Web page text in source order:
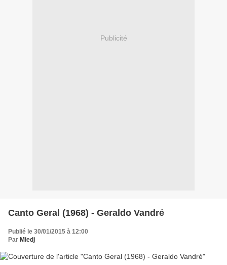
Publicité
Canto Geral (1968) - Geraldo Vandré
Publié le 30/01/2015 à 12:00
Par Miedj